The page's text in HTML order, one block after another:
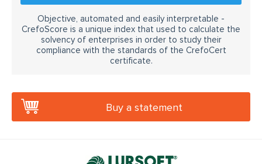
Objective, automated and easily interpretable -
CrefoScore is a unique index that used to calculate the
solvency of enterprises in order to study their
compliance with the standards of the CrefoCert
certificate.
Buy a statement